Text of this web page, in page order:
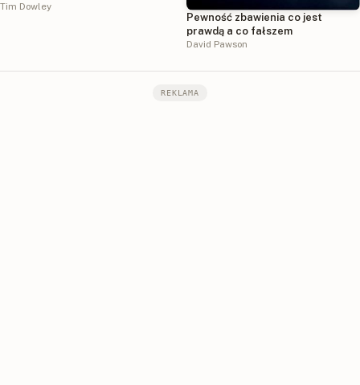
Tim Dowley
Pewność zbawienia co jest
prawdą a co fałszem
David Pawson
REKLAMA